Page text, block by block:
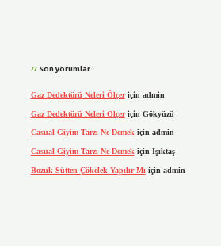
Son yorumlar
Gaz Dedektörü Neleri Ölçeriçin admin
Gaz Dedektörü Neleri Ölçeriçin Gökyüzü
Casual Giyim Tarzı Ne Demekiçin admin
Casual Giyim Tarzı Ne Demek için Işıktaş
Bozuk Sütten Çökelek Yapılır Mı için admin